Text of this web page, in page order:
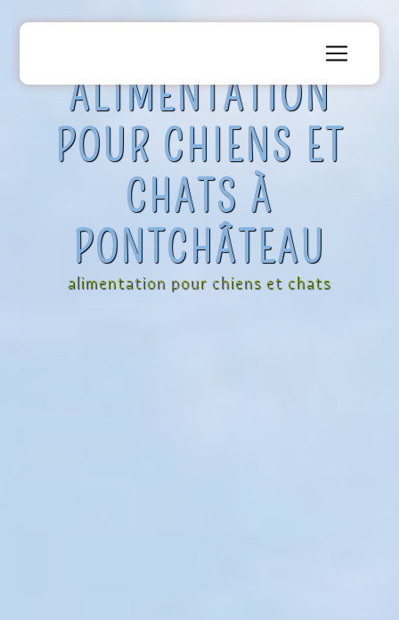
ALIMENTATION
POUR CHIENS ET
CHATS À
PONTCHÂTEAU
alimentation pour chiens et chats